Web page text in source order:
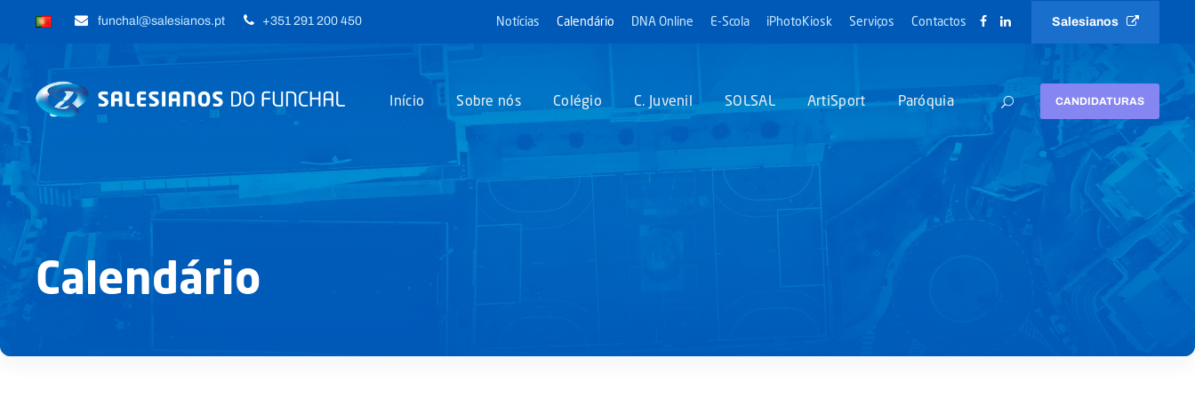
funchal@salesianos.pt +351 291 200 450 Notícias Calendário DNA Online E-Scola iPhotoKiosk Serviços Contactos Salesianos
Início Sobre nós Colégio C. Juvenil SOLSAL ArtiSport Paróquia CANDIDATURAS
Calendário